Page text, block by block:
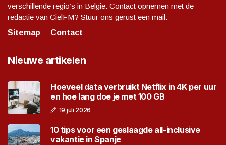
verschillende regio’s in België. Contact opnemen met de
redactie van CielFM? Stuur ons gerust een mail.
Sitemap
Contact
Nieuwe artikelen
Hoeveel data verbruikt Netflix in 4K per uur
en hoe lang doe je met 100 GB
19 juli 2026
10 tips voor een geslaagde all-inclusive
vakantie in Spanje